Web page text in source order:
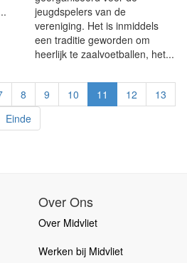
jeugdspelers van de
vereniging. Het is inmiddels
een traditie geworden om
heerlijk te zaalvoetballen, het...
8 9 10 11 12
13
Einde
Over Ons
Over Midvliet
Werken bij Midvliet